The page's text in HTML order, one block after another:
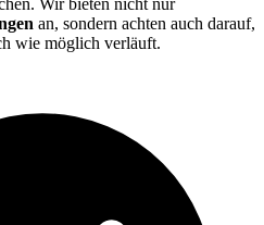
Wir bieten nicht nur
an, sondern achten auch darauf,
wie möglich verläuft.